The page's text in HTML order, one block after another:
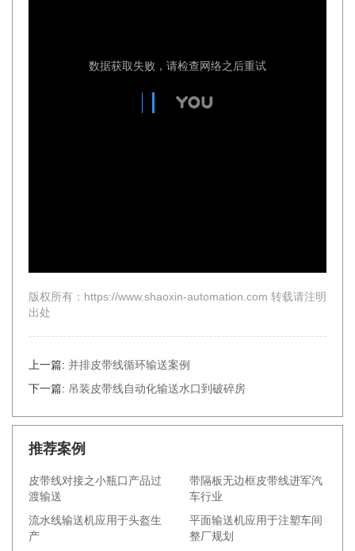
版权所有：https://www.shaoxin-automation.com 转载请注明
出处
上一篇: 并排皮带线循环输送案例
下一篇: 吊装皮带线自动化输送水口到破碎房
推荐案例
皮带线对接之小瓶口产品过
渡输送
带隔板无边框皮带线进军汽
车行业
流水线输送机应用于头盔生
产
平面输送机应用于注塑车间
整厂规划